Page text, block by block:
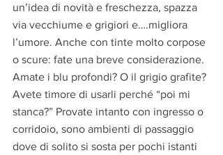
un’idea di novità e freschezza, spazza
via vecchiume e grigiori e….migliora
l’umore. Anche con tinte molto corpose
o scure: fate una breve considerazione.
Amate i blu profondi? O il grigio grafite?
Avete timore di usarli perché “poi mi
stanca?” Provate intanto con ingresso o
corridoio, sono ambienti di passaggio
dove di solito si sosta per pochi istanti